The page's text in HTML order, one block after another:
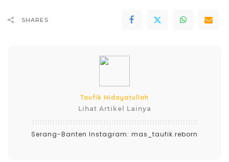
SHARES
Taufik Hidayatullah
Lihat Artikel Lainya
Serang-Banten Instagram: mas_taufik.reborn